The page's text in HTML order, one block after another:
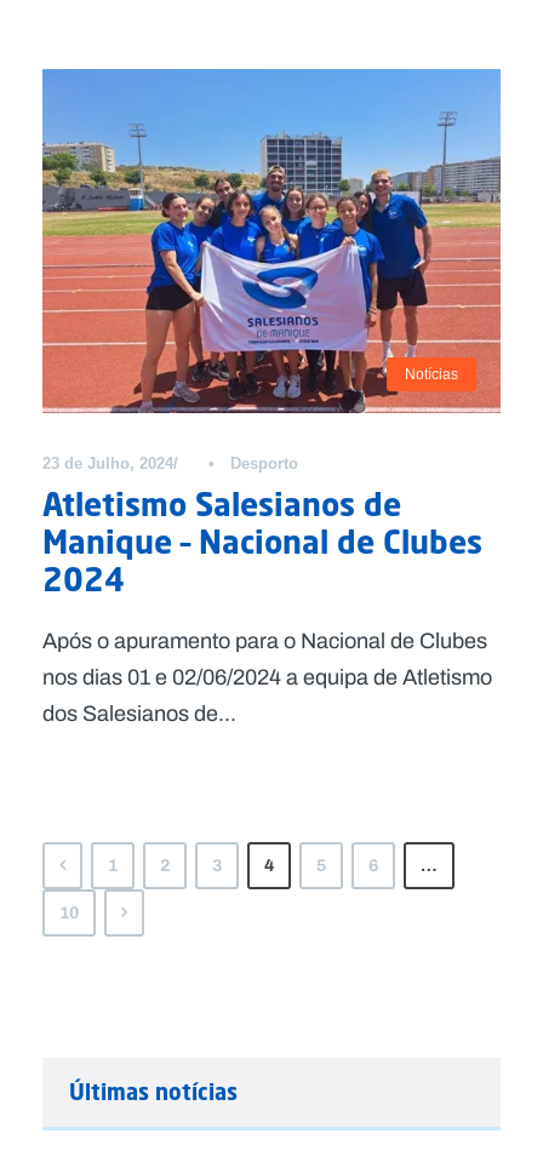
Notícias
23 de Julho, 2024 • Desporto
Atletismo Salesianos de
Manique – Nacional de Clubes
2024
Após o apuramento para o Nacional de Clubes
nos dias 01 e 02/06/2024 a equipa de Atletismo
dos Salesianos de...
1 2 3 4 5 6
…
10
Últimas notícias